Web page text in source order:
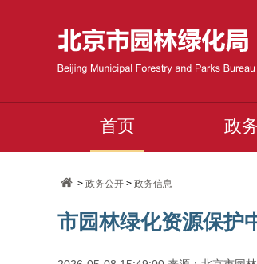
首页 政
>政务公开 >政务信息
市园林绿化资源保护